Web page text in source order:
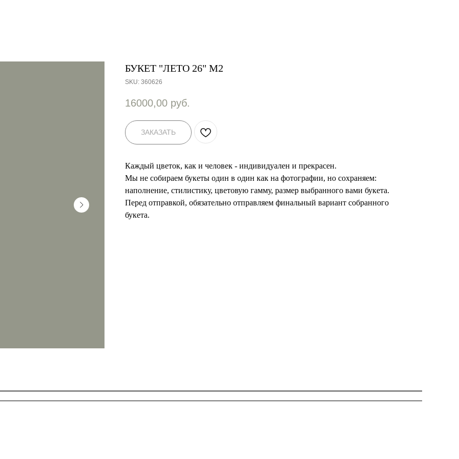
БУКЕТ "ЛЕТО 26" М2
SKU: 360626
16000,00 руб.
ЗАКАЗАТЬ
Каждый цветок, как и человек - индивидуален и прекрасен.
Мы не собираем букеты один в один как на фотографии, но сохраняем:
наполнение, стилистику, цветовую гамму, размер выбранного вами букета.
Перед отправкой, обязательно отправляем финальный вариант собранного
букета.